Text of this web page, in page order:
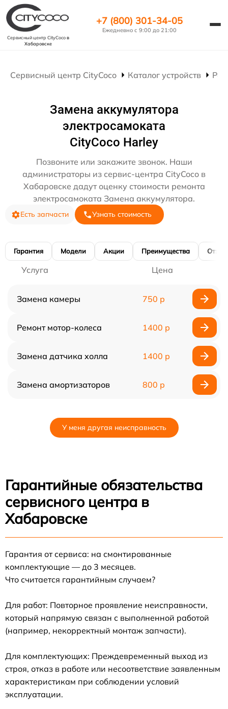
Сервисный центр CityCocoв
Хабаровске
+7 (800) 301-34-05
Ежедневно с 9:00 до 21:00
Сервисный центр CityCoco Каталог устройств
Замена аккумулятора
электросамоката
CityCoco Harley
Позвоните или закажите звонок. Наши
администраторы из сервис-центра CityCoco в
Хабаровске дадут оценку стоимости ремонта
электросамоката Замена аккумулятора.
Есть запчасти Узнать стоимость
Гарантия Модели Акции Преимущества
Услуга Цена
Замена камеры 750 р
Ремонт мотор-колеса 1400 р
Замена датчика холла 1400 р
Замена амортизаторов 800 р
У меня другая неисправность
Гарантийные обязательства
сервисного центра в
Хабаровске
Гарантия от сервиса: на смонтированные
комплектующие — до 3 месяцев.
Что считается гарантийным случаем?
Для работ: Повторное проявление неисправности,
который напрямую связан с выполненной работой
(например, некорректный монтаж запчасти).
Для комплектующих: Преждевременный выход из
строя, отказ в работе или несоответствие заявленным
характеристикам при соблюдении условий
эксплуатации.